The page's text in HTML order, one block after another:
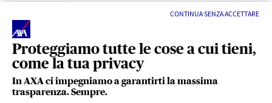
Proteggiamo tutte le cose a cui tieni,
come la tua privacy
In AXA ci impegniamo a garantirti la massima
trasparenza. Sempre.
CONTINUA SENZA ACCETTARE
Successivo